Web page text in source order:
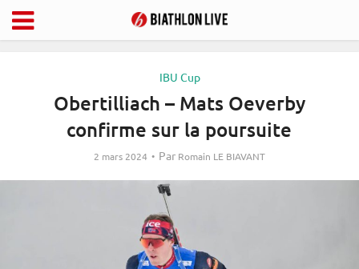
IBU Cup
Obertilliach – Mats Oeverby
confirme sur la poursuite
2 mars 2024 Par Romain LE BIAVANT